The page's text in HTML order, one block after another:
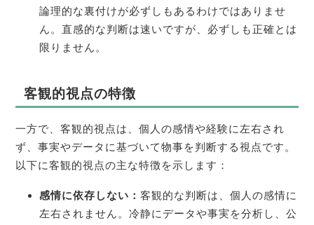
論理的な裏付けが必ずしもあるわけではありませ
ん。直感的な判断は速いですが、必ずしも正確とは
限りません。
客観的視点の特徴
一方で、客観的視点は、個人の感情や経験に左右され
ず、事実やデータに基づいて物事を判断する視点です。
以下に客観的視点の主な特徴を示します：
感情に依存しない： 客観的な判断は、個人の感情に
左右されません。冷静にデータや事実を分析し、公